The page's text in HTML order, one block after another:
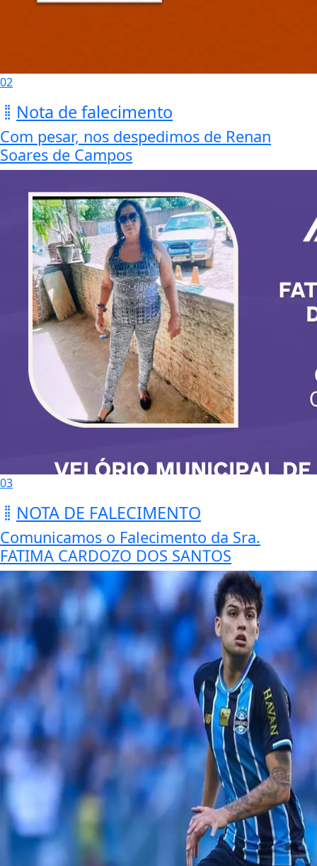
02
Nota de falecimento
Com pesar, nos despedimos de Renan
Soares de Campos
03
NOTA DE FALECIMENTO
Comunicamos o Falecimento da Sra.
FATIMA CARDOZO DOS SANTOS